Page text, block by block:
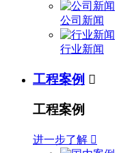
公司新闻
行业新闻
工程案例 
工程案例
进一步了解 